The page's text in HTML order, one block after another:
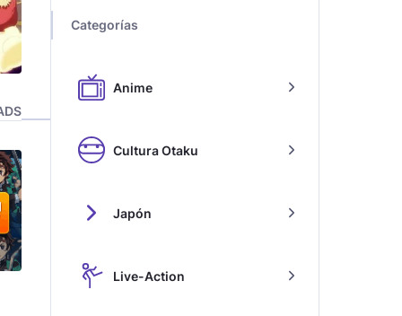
Categorías
Anime
Cultura Otaku
Japón
Live-Action